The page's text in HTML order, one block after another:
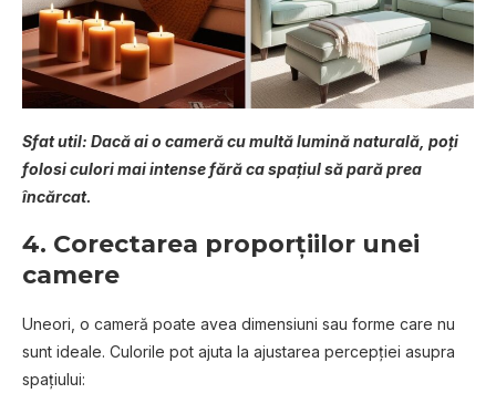
Sfat util: Dacă ai o cameră cu multă lumină naturală, poți
folosi culori mai intense fără ca spațiul să pară prea
încărcat.
4. Corectarea proporțiilor unei
camere
Uneori, o cameră poate avea dimensiuni sau forme care nu
sunt ideale. Culorile pot ajuta la ajustarea percepției asupra
spațiului: